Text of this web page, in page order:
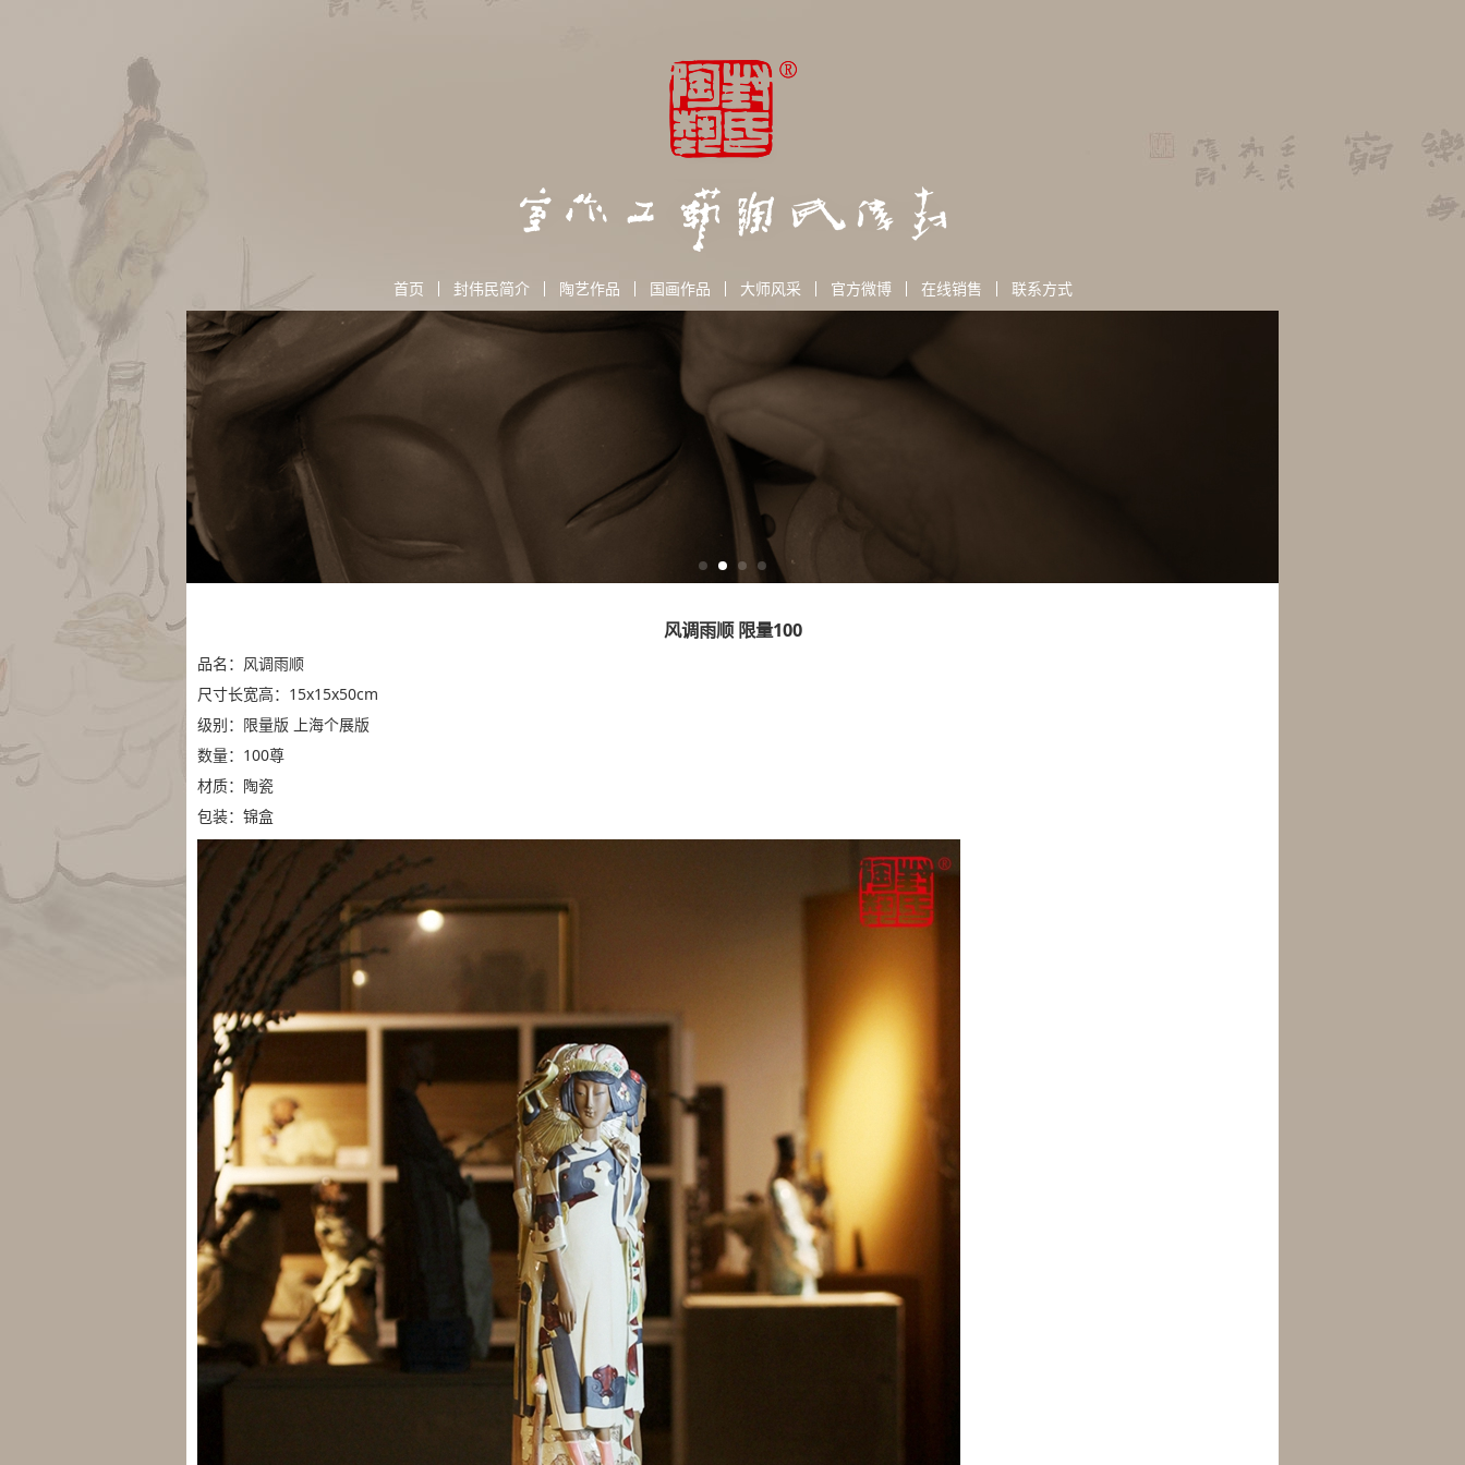
首页 封伟民简介 陶艺作品 国画作品 大师风采 官方微博 在线销售 联系方式
风调雨顺 限量100
品名：风调雨顺
尺寸长宽高：15x15x50cm
级别：限量版 上海个展版
数量：100尊
材质：陶瓷
包装：锦盒